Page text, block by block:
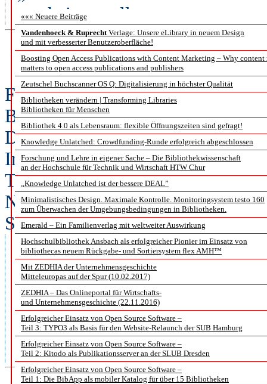
««« Neuere Beiträge
Vandenhoeck & RuprechtVerlage: Unsere eLibrary in neuem Design
und mit verbesserter Benutzeroberfläche!
Boosting Open Access Publications with Content Marketing – Why content
matters to open access publications and publishers
Zeutschel Buchscanner OS Q: Digitalisierung in höchster Qualität
Bibliotheken verändern | Transforming Libraries
Bibliotheken für Menschen
Bibliothek 4.0 als Lebensraum: flexible Öffnungszeiten sind gefragt!
Knowledge Unlatched: Crowdfunding-Runde erfolgreich abgeschlossen
Forschung und Lehre in eigener Sache – Die Bibliothekwissenschaft
an der Hochschule für Technik und Wirtschaft HTW Chur
„Knowledge Unlatched ist der bessere DEAL”
Minimalistisches Design. Maximale Kontrolle. Monitoringsystem testo 160
zum Überwachen der Umgebungsbedingungen in Bibliotheken.
Emerald – Ein Familienverlag mit weltweiter Auswirkung
Hochschulbibliothek Ansbach als erfolgreicher Pionier im Einsatz von
bibliothecas neuem Rückgabe- und Sortiersystem flex AMH™
Mit ZEDHIA der Unternehmensgeschichte
Mitteleuropas auf der Spur (10.02.2017)
ZEDHIA – Das Onlineportal für Wirtschafts-
und Unternehmensgeschichte (22.11.2016)
Erfolgreicher Einsatz von Open Source Software –
Teil 3: TYPO3 als Basis für den Website-Relaunch der SUB Hamburg
Erfolgreicher Einsatz von Open Source Software –
Teil 2: Kitodo als Publikationsserver an der SLUB Dresden
Erfolgreicher Einsatz von Open Source Software –
Teil 1: Die BibApp als mobiler Katalog für über 15 Bibliotheken
erscheinen soll.
Neues ZB MED
Fachwissenschaftler mit
Bibliotheksdirektoren an der
Dr. Klaus Tochtermann als
Informationszentrum Wirtschaft,
Technischen
Naturwissenschaften und
Schuhmann am 1. Mai 2018 ein
an die Spitze einer
hat die wissenschaftliche
Lebenswissenschaften
der Einrichtung ist die
Amt am 15. Februar 2018
Doppelspitze von ZB MED um